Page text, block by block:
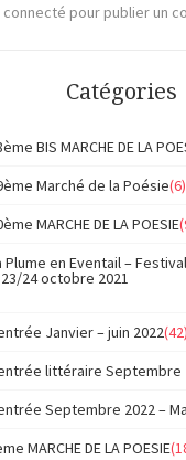
pour publier un
Catégories
BIS MARCHE DE LA
Marché de la Poésie(6)
MARCHE DE LA POESIE
Plume en Eventail –
24 octobre 2021
Janvier – juin 2022(42)
littéraire Septembre
Septembre 2022 –
MARCHE DE LA POESIE